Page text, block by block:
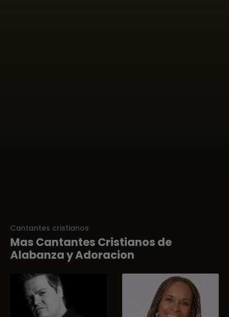
Cantantes cristianos
Mas Cantantes Cristianos de
Alabanza y Adoracion